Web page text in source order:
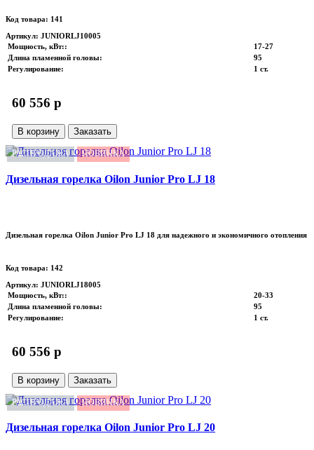
Код товара: 141
Артикул: JUNIORLJ10005
Мощность, кВт::
17-27
Длина пламенной головы:
95
Регулирование: 1 ст.
60 556 p
В корзину Заказать
РАСПРОДАЖА НОВИНКА
Дизельная горелка Oilon Junior Pro LJ 18
Дизельная горелка Oilon Junior Pro LJ 18 для надежного и экономичного отопления
Код товара: 142
Артикул: JUNIORLJ18005
Мощность, кВт::
20-33
Длина пламенной головы:
95
Регулирование: 1 ст.
60 556 p
В корзину Заказать
РАСПРОДАЖА НОВИНКА
Дизельная горелка Oilon Junior Pro LJ 20